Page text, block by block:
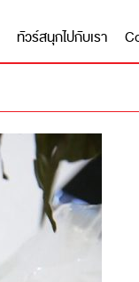
ทัวร์สนุกไปกับเรา